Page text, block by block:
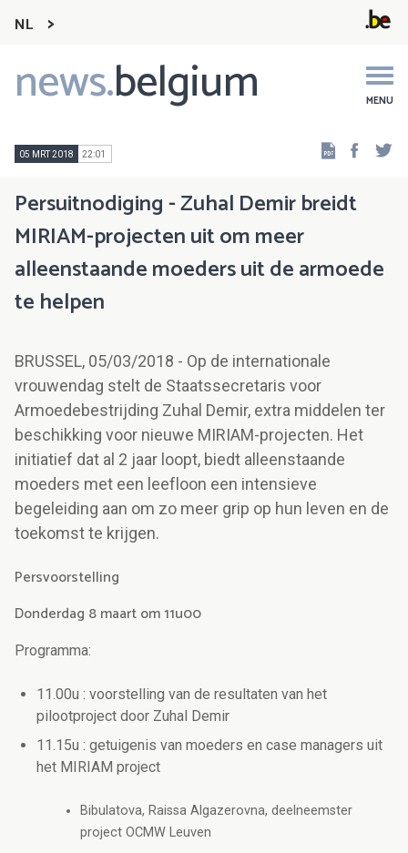
NL
news.belgium MENU
Main
navigation
05 MRT 2018 22:01
Persuitnodiging - Zuhal Demir breidt
MIRIAM-projecten uit om meer
alleenstaande moeders uit de armoede
te helpen
BRUSSEL, 05/03/2018 - Op de internationale
vrouwendag stelt de Staatssecretaris voor
Armoedebestrijding Zuhal Demir, extra middelen ter
beschikking voor nieuwe MIRIAM-projecten. Het
initiatief dat al 2 jaar loopt, biedt alleenstaande
moeders met een leefloon een intensieve
begeleiding aan om zo meer grip op hun leven en de
toekomst te krijgen.
Persvoorstelling
Donderdag 8 maart om 11u00
Programma:
11.00u : voorstelling van de resultaten van het
pilootproject door Zuhal Demir
11.15u : getuigenis van moeders en case managers uit
het MIRIAM project
Bibulatova, Raissa Algazerovna, deelneemster
project OCMW Leuven